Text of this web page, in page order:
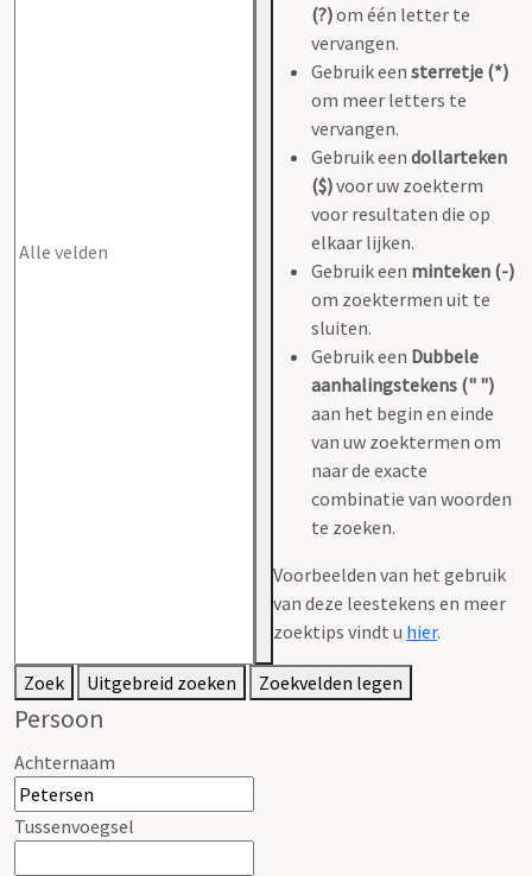
(?)om één letter te
vervangen.
Gebruik een sterretje (*)
om meer letters te
vervangen.
Gebruik een dollarteken
($)voor uw zoekterm
voor resultaten die op
elkaar lijken.
Gebruik een minteken (-)
om zoektermen uit te
sluiten.
Gebruik een Dubbele
aanhalingstekens (" ")
aan het begin en einde
van uw zoektermen om
naar de exacte
combinatie van woorden
te zoeken.
Voorbeelden van het gebruik
van deze leestekens en meer
zoektips vindt u hier.
Zoek Uitgebreid zoeken Zoekvelden legen
Persoon
Achternaam
Tussenvoegsel